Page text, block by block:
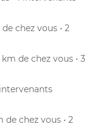
de chez vous • 2
km de chez vous • 3
intervenants
de chez vous • 2